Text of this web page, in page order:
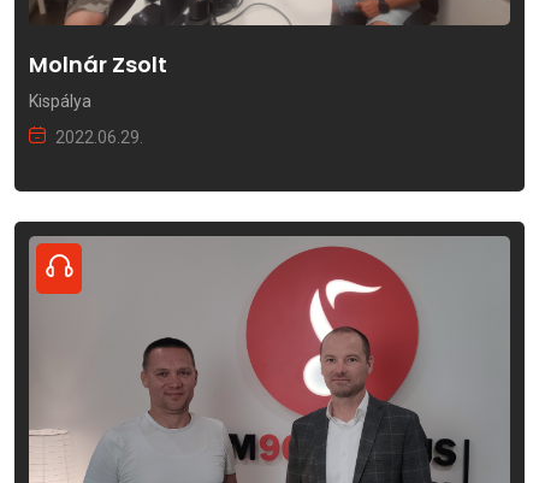
Molnár Zsolt
Kispálya
2022.06.29.